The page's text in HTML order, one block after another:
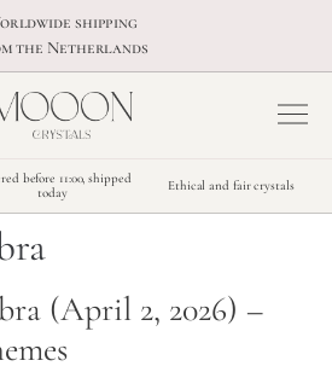
shipping
the Netherlands
before 11:00, shipped
today
Ethical and fair crystals
(April 2, 2026) –